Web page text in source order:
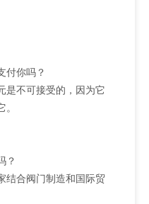
付你吗？
是不可接受的，因为它
？
结合阀门制造和国际贸